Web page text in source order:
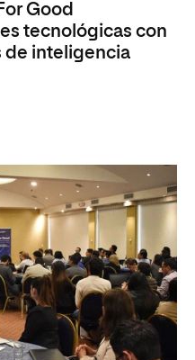
Good
tecnológicas con
de inteligencia